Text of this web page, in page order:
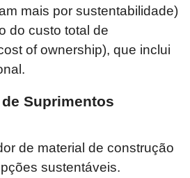
mais por sustentabilidade)
do custo total de
of ownership), que inclui
Suprimentos
de material de construção
sustentáveis.